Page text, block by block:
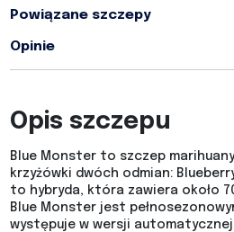
Powiązane szczepy
Opinie
Opis szczepu
Blue Monster to szczep
krzyżówki dwóch odmian:
to hybryda, która zawiera około
Blue Monster jest
występuje w wersji